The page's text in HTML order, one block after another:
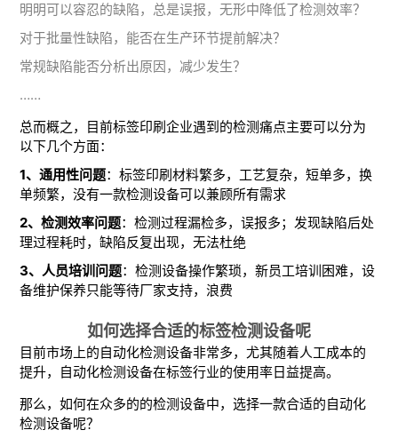
明明可以容忍的缺陷，总是误报，无形中降低了检测效率？
对于批量性缺陷，能否在生产环节提前解决？
常规缺陷能否分析出原因，减少发生？
……
总而概之，目前标签印刷企业遇到的检测痛点主要可以分为
以下几个方面：
1、通用性问题：标签印刷材料繁多，工艺复杂，短单多，换
单频繁，没有一款检测设备可以兼顾所有需求
2、检测效率问题：检测过程漏检多，误报多；发现缺陷后处
理过程耗时，缺陷反复出现，无法杜绝
3、人员培训问题：检测设备操作繁琐，新员工培训困难，设
备维护保养只能等待厂家支持，浪费
如何选择合适的标签检测设备呢
目前市场上的自动化检测设备非常多，尤其随着人工成本的
提升，自动化检测设备在标签行业的使用率日益提高。
那么，如何在众多的的检测设备中，选择一款合适的自动化
检测设备呢？